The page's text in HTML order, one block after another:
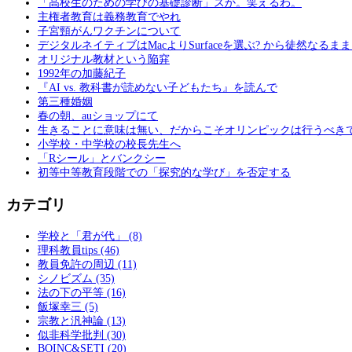
「高校生のための学びの基礎診断」スか。笑えるわ。
主権者教育は義務教育でやれ
子宮頸がんワクチンについて
デジタルネイティブはMacよりSurfaceを選ぶ? から徒然なるまま
オリジナル教材という陥穽
1992年の加藤紀子
『AI vs. 教科書が読めない子どもたち』を読んで
第三種婚姻
春の朝、auショップにて
生きることに意味は無い、だからこそオリンピックは行うべき
小学校・中学校の校長先生へ
「Rシール」とバンクシー
初等中等教育段階での「探究的な学び」を否定する
カテゴリ
学校と「君が代」 (8)
理科教員tips (46)
教員免許の周辺 (11)
シノビズム (35)
法の下の平等 (16)
飯塚幸三 (5)
宗教と汎神論 (13)
似非科学批判 (30)
BOINC&SETI (20)